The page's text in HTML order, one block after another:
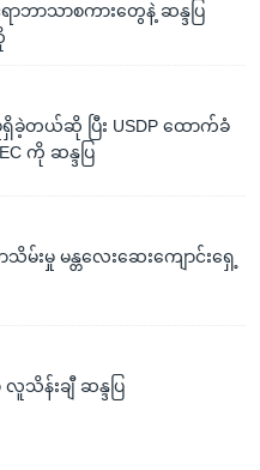
ဘာသာစကားတွေနဲ့ ဆန္ဒပြ
ခဲ့တယ်ဆို ပြီး USDP ထောက်ခံ
ကို ဆန္ဒပြ
မ်းမှု မန္တလေးဆေးကျောင်းရှေ့
သိန်းချီ ဆန္ဒပြ